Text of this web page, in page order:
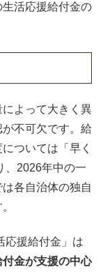
活応援給付金の
よって大きく異
不可欠です。給
ついては「早く
、2026年中の一
各自治体の独自
応援給付金」は
金が支援の中心